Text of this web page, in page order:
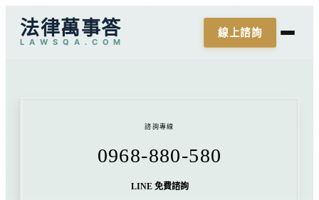
法律萬事答
L A W S Q A . C O M
線上諮詢
諮詢專線
0968-880-580
LINE 免費諮詢